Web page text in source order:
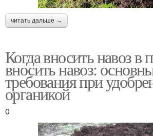
читать дальше →
Когда вносить навоз в
вносить навоз:
требования при
органикой
0